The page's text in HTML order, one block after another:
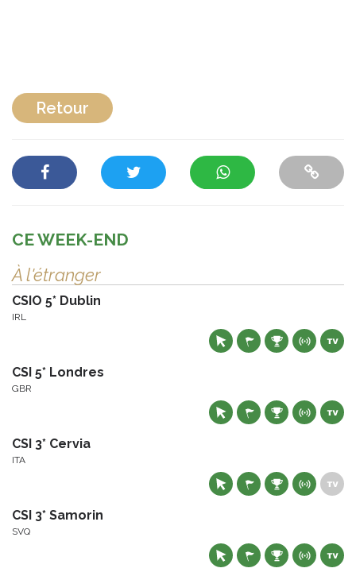
Retour
CE WEEK-END
À l'étranger
CSIO 5* Dublin
IRL
CSI 5* Londres
GBR
CSI 3* Cervia
ITA
CSI 3* Samorin
SVQ